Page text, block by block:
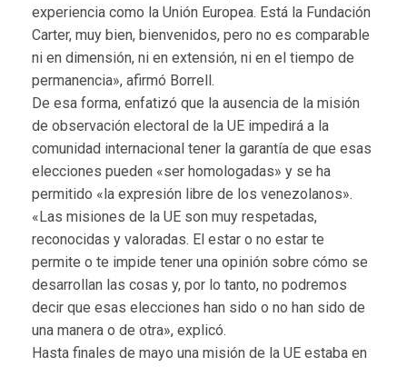
experiencia como la Unión Europea. Está la Fundación
Carter, muy bien, bienvenidos, pero no es comparable
ni en dimensión, ni en extensión, ni en el tiempo de
permanencia», afirmó Borrell.
De esa forma, enfatizó que la ausencia de la misión
de observación electoral de la UE impedirá a la
comunidad internacional tener la garantía de que esas
elecciones pueden «ser homologadas» y se ha
permitido «la expresión libre de los venezolanos».
«Las misiones de la UE son muy respetadas,
reconocidas y valoradas. El estar o no estar te
permite o te impide tener una opinión sobre cómo se
desarrollan las cosas y, por lo tanto, no podremos
decir que esas elecciones han sido o no han sido de
una manera o de otra», explicó.
Hasta finales de mayo una misión de la UE estaba en